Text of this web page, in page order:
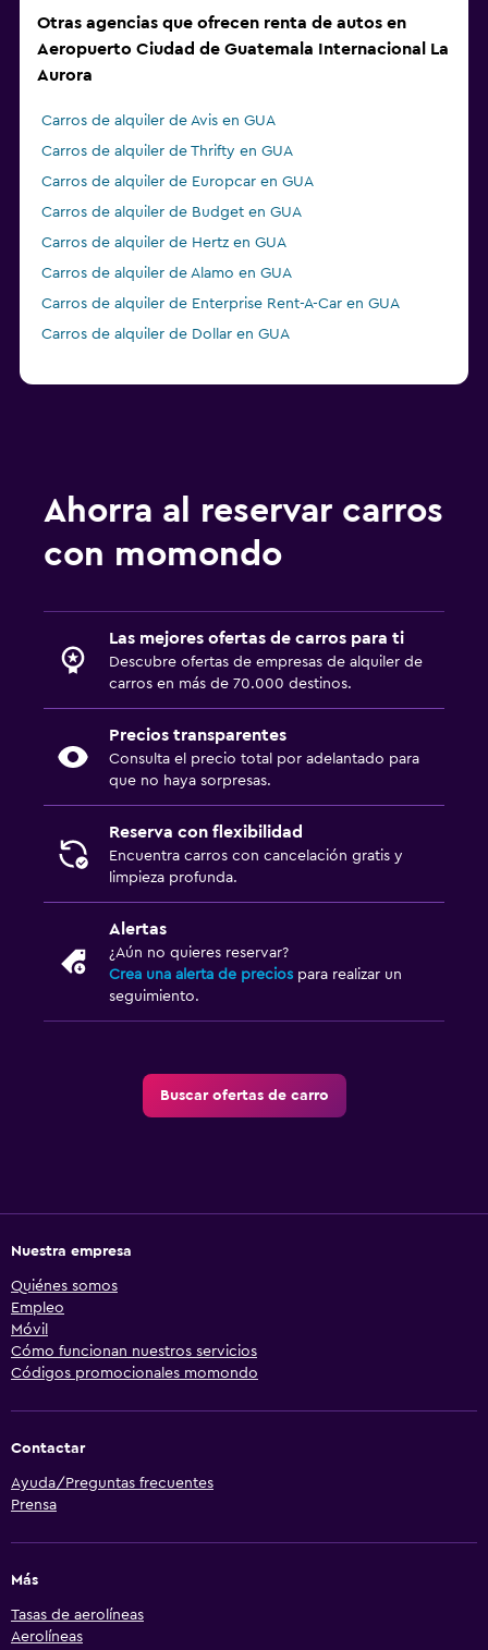
Otras agencias que ofrecen renta de autos en
Aeropuerto Ciudad de Guatemala Internacional La
Aurora
Carros de alquiler de Avis en GUA
Carros de alquiler de Thrifty en GUA
Carros de alquiler de Europcar en GUA
Carros de alquiler de Budget en GUA
Carros de alquiler de Hertz en GUA
Carros de alquiler de Alamo en GUA
Carros de alquiler de Enterprise Rent-A-Car en GUA
Carros de alquiler de Dollar en GUA
Ahorra al reservar carros
con momondo
Las mejores ofertas de carros para ti
Descubre ofertas de empresas de alquiler de
carros en más de 70.000 destinos.
Precios transparentes
Consulta el precio total por adelantado para
que no haya sorpresas.
Reserva con flexibilidad
Encuentra carros con cancelación gratis y
limpieza profunda.
Alertas
¿Aún no quieres reservar?
Crea una alerta de precios para realizar un
seguimiento.
Buscar ofertas de carro
Nuestra empresa
Quiénes somos
Empleo
Móvil
Cómo funcionan nuestros servicios
Códigos promocionales momondo
Contactar
Ayuda/Preguntas frecuentes
Prensa
Más
Tasas de aerolíneas
Aerolíneas